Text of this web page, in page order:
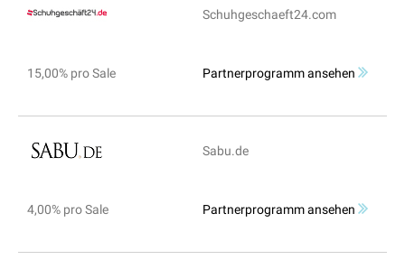
Schuhgeschaeft24.com
15,00% pro Sale Partnerprogramm ansehen
Sabu.de
4,00% pro Sale Partnerprogramm ansehen